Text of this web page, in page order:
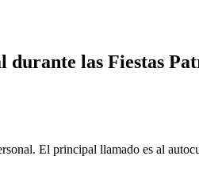
durante las Fiestas
El principal llamado es al